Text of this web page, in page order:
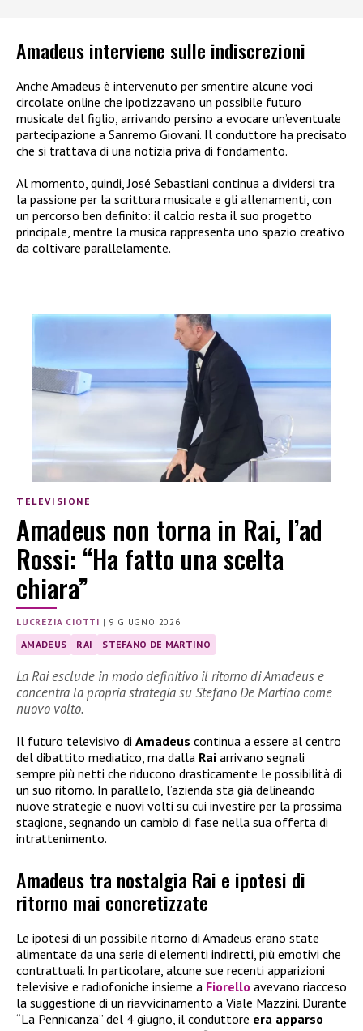
Amadeus interviene sulle indiscrezioni
Anche Amadeus è intervenuto per smentire alcune voci
circolate online che ipotizzavano un possibile futuro
musicale del figlio, arrivando persino a evocare un’eventuale
partecipazione a Sanremo Giovani. Il conduttore ha precisato
che si trattava di una notizia priva di fondamento.
Al momento, quindi, José Sebastiani continua a dividersi tra
la passione per la scrittura musicale e gli allenamenti, con
un percorso ben definito: il calcio resta il suo progetto
principale, mentre la musica rappresenta uno spazio creativo
da coltivare parallelamente.
TELEVISIONE
Amadeus non torna in Rai, l’ad
Rossi: “Ha fatto una scelta
chiara”
LUCREZIA CIOTTI | 9 GIUGNO 2026
AMADEUS RAI STEFANO DE MARTINO
La Rai esclude in modo definitivo il ritorno di Amadeus e
concentra la propria strategia su Stefano De Martino come
nuovo volto.
Il futuro televisivo di Amadeus continua a essere al centro
del dibattito mediatico, ma dalla Rai arrivano segnali
sempre più netti che riducono drasticamente le possibilità di
un suo ritorno. In parallelo, l’azienda sta già delineando
nuove strategie e nuovi volti su cui investire per la prossima
stagione, segnando un cambio di fase nella sua offerta di
intrattenimento.
Amadeus tra nostalgia Rai e ipotesi di
ritorno mai concretizzate
Le ipotesi di un possibile ritorno di Amadeus erano state
alimentate da una serie di elementi indiretti, più emotivi che
contrattuali. In particolare, alcune sue recenti apparizioni
televisive e radiofoniche insieme a Fiorello avevano riacceso
la suggestione di un riavvicinamento a Viale Mazzini. Durante
“La Pennicanza” del 4 giugno, il conduttore era apparso